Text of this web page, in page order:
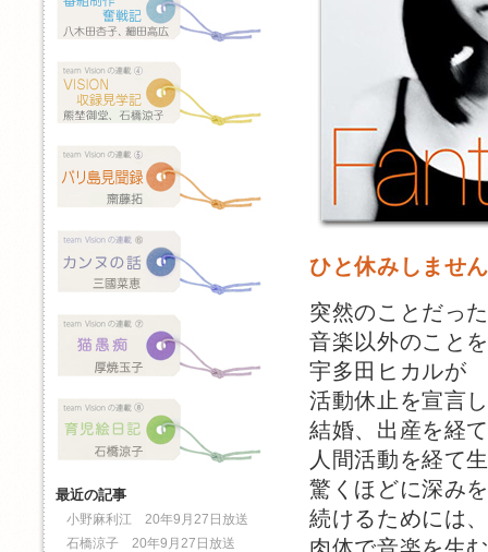
ひと休みしませ
突然のことだっ
音楽以外のこと
宇多田ヒカルが
活動休止を宣言
結婚、出産を経
人間活動を経て
驚くほどに深み
続けるためには
最近の記事
小野麻利江 20年9月27日放送
石橋涼子 20年9月27日放送